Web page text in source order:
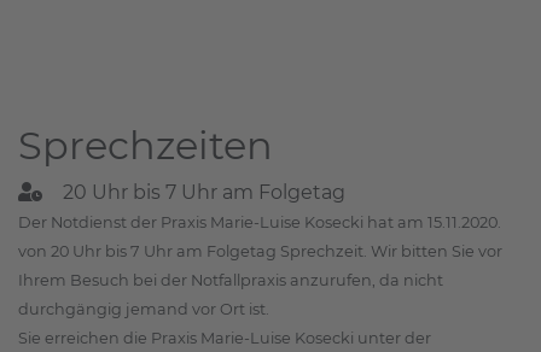
Sprechzeiten
20 Uhr bis 7 Uhr am Folgetag
Der Notdienst der Praxis Marie-Luise Kosecki hat am 15.11.2020.
von 20 Uhr bis 7 Uhr am Folgetag Sprechzeit. Wir bitten Sie vor
Ihrem Besuch bei der Notfallpraxis anzurufen, da nicht
durchgängig jemand vor Ort ist.
Sie erreichen die Praxis Marie-Luise Kosecki unter der